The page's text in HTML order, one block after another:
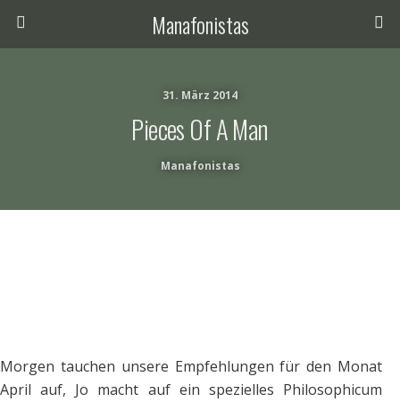
Manafonistas
31. März 2014
Pieces Of A Man
Manafonistas
Morgen tauchen unsere Empfehlungen für den Monat
April auf, Jo macht auf ein spezielles Philosophicum